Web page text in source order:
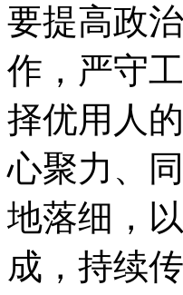
要提高政
作，严守
择优用人
心聚力、
地落细，
成，持续